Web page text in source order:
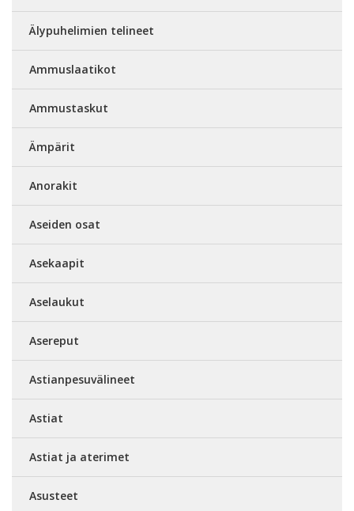
Älypuhelimien telineet
Ammuslaatikot
Ammustaskut
Ämpärit
Anorakit
Aseiden osat
Asekaapit
Aselaukut
Asereput
Astianpesuvälineet
Astiat
Astiat ja aterimet
Asusteet